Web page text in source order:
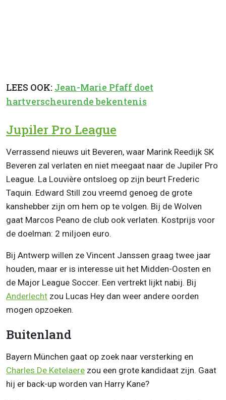
LEES OOK: Jean-Marie Pfaff doet
hartverscheurende bekentenis
Jupiler Pro League
Verrassend nieuws uit Beveren, waar Marink Reedijk SK
Beveren zal verlaten en niet meegaat naar de Jupiler Pro
League. La Louvière ontsloeg op zijn beurt Frederic
Taquin. Edward Still zou vreemd genoeg de grote
kanshebber zijn om hem op te volgen. Bij de Wolven
gaat Marcos Peano de club ook verlaten. Kostprijs voor
de doelman: 2 miljoen euro.
Bij Antwerp willen ze Vincent Janssen graag twee jaar
houden, maar er is interesse uit het Midden-Oosten en
de Major League Soccer. Een vertrekt lijkt nabij. Bij
Anderlecht zou Lucas Hey dan weer andere oorden
mogen opzoeken.
Buitenland
Bayern München gaat op zoek naar versterking en
Charles De Ketelaere zou een grote kandidaat zijn. Gaat
hij er back-up worden van Harry Kane?